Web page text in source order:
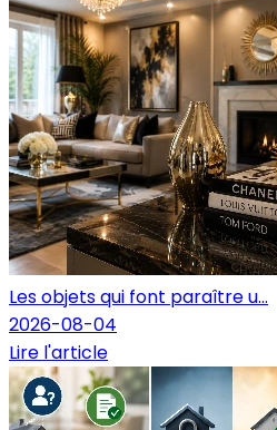
Les objets qui font paraître u...
2026-08-04
Lire l'article